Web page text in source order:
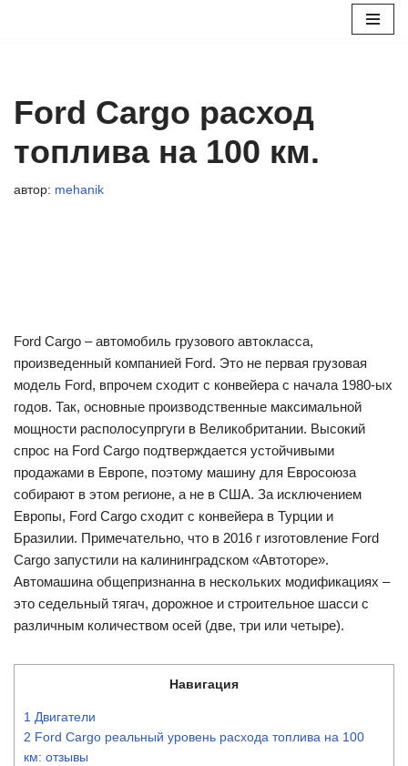
Ford Cargo расход
топлива на 100 км.
автор: mehanik
Ford Cargo – автомобиль грузового автокласса,
произведенный компанией Ford. Это не первая грузовая
модель Ford, впрочем сходит с конвейера с начала 1980-ых
годов. Так, основные производственные максимальной
мощности располосупргуги в Великобритании. Высокий
спрос на Ford Cargo подтверждается устойчивыми
продажами в Европе, поэтому машину для Евросоюза
собирают в этом регионе, а не в США. За исключением
Европы, Ford Cargo сходит с конвейера в Турции и
Бразилии. Примечательно, что в 2016 г изготовление Ford
Cargo запустили на калининградском «Автоторе».
Автомашина общепризнанна в нескольких модификациях –
это седельный тягач, дорожное и строительное шасси с
различным количеством осей (две, три или четыре).
Навигация
1 Двигатели
2 Ford Cargo реальный уровень расхода топлива на 100
км: отзывы